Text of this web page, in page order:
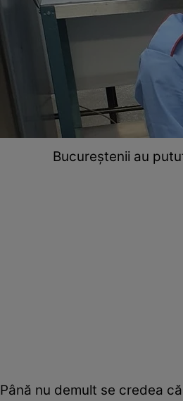
Bucureștenii au
Până nu demult se credea